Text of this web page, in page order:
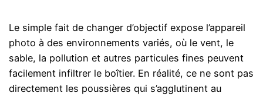
Le simple fait de changer d’objectif expose l’appareil
photo à des environnements variés, où le vent, le
sable, la pollution et autres particules fines peuvent
facilement infiltrer le boîtier. En réalité, ce ne sont pas
directement les poussières qui s’agglutinent au